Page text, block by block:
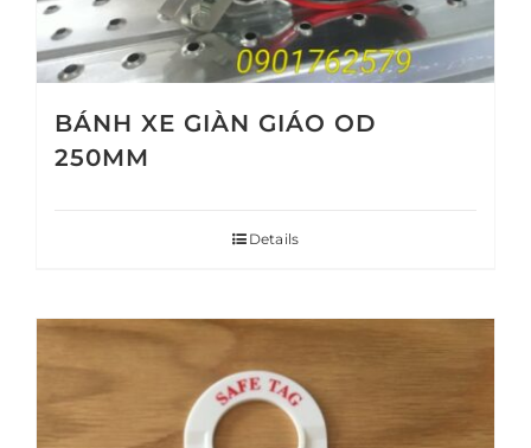
BÁNH XE GIÀN GIÁO OD
250MM
Details